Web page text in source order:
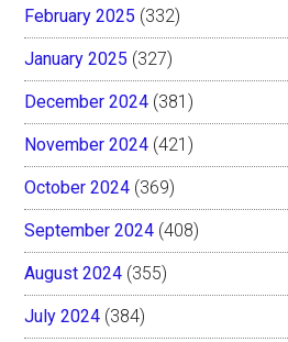
February 2025 (332)
January 2025 (327)
December 2024 (381)
November 2024 (421)
October 2024 (369)
September 2024 (408)
August 2024 (355)
July 2024 (384)